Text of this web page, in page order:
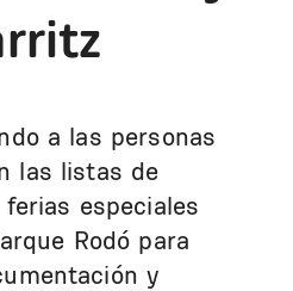
a las personas
las listas de
especiales
Rodó para
y